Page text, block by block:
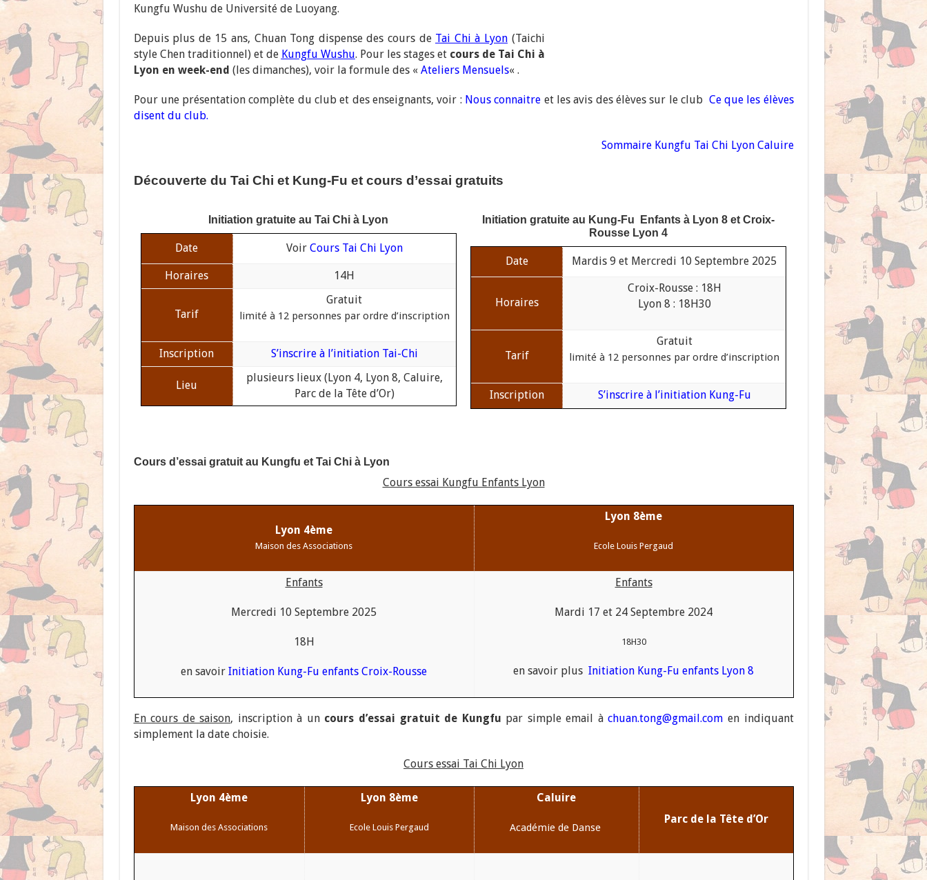
Kungfu Wushu de Université de Luoyang.
Depuis plus de 15 ans, Chuan Tong dispense des cours de Tai Chi à Lyon(Taichi
style Chen traditionnel) et de Kungfu Wushu. Pour les stages et cours de Tai Chi à
Lyon en week-end (les dimanches), voir la formule des « Ateliers Mensuels« .
Pour une présentation complète du club et des enseignants, voir : Nous connaitre et les avis des élèves sur le club Ce que les élèves
disent du club.
Sommaire Kungfu Tai Chi Lyon Caluire
Découverte du Tai Chi et Kung-Fu et cours d’essai gratuits
Initiation gratuite au Tai Chi à Lyon
Date Voir Cours Tai Chi Lyon
Horaires 14H
Tarif
Gratuit
limité à 12 personnes par ordre d’inscription
Inscription S’inscrire à l’initiation Tai-Chi
Lieu
plusieurs lieux (Lyon 4, Lyon 8, Caluire,
Parc de la Tête d’Or)
Initiation gratuite au Kung-Fu Enfants à Lyon 8 et Croix-
Rousse Lyon 4
Date Mardis 9 et Mercredi 10 Septembre 2025
Horaires
Croix-Rousse : 18H
Lyon 8 : 18H30
Tarif
Gratuit
limité à 12 personnes par ordre d’inscription
Inscription S’inscrire à l’initiation Kung-Fu
Cours d’essai gratuit au Kungfu et Tai Chi à Lyon
Cours essai Kungfu Enfants Lyon
Lyon 4ème
Maison des Associations
Lyon 8ème
Ecole Louis Pergaud
Enfants
Mercredi 10 Septembre 2025
18H
en savoir Initiation Kung-Fu enfants Croix-Rousse
Enfants
Mardi 17 et 24 Septembre 2024
18H30
en savoir plus Initiation Kung-Fu enfants Lyon 8
En cours de saison, inscription à un cours d’essai gratuit de Kungfu par simple email àchuan.tong@gmail.com en indiquant
simplement la date choisie.
Cours essai Tai Chi Lyon
Lyon 4ème
Maison des Associations
Lyon 8ème
Ecole Louis Pergaud
Caluire
Académie de Danse
Parc de la Tête d’Or